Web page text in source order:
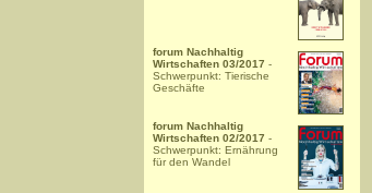
forum Nachhaltig
Wirtschaften 03/2017 -
Schwerpunkt: Tierische
Geschäfte
forum Nachhaltig
Wirtschaften 02/2017 -
Schwerpunkt: Ernährung
für den Wandel